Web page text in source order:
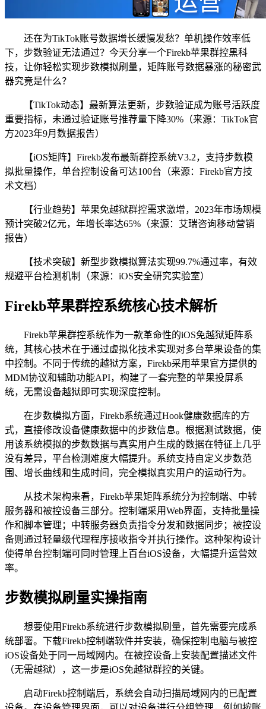
还在为TikTok账号数据增长缓慢发愁？单机操作效率低
下，步数验证无法通过？今天分享一个Firekb苹果群控黑科
技，让你轻松实现步数模拟刷量，矩阵账号数据暴涨的秘密武
器究竟是什么？
【TikTok动态】最新算法更新，步数验证成为账号活跃度
重要指标，未通过验证账号推荐量下降30%（来源：TikTok官
方2023年9月数据报告）
【iOS矩阵】Firekb发布最新群控系统V3.2，支持步数模
拟批量操作，单台控制设备可达100台（来源：Firekb官方技
术文档）
【行业趋势】苹果免越狱群控需求激增，2023年市场规模
预计突破2亿元，年增长率达65%（来源：艾瑞咨询移动营销
报告）
【技术突破】新型步数模拟算法实现99.7%通过率，有效
规避平台检测机制（来源：iOS安全研究实验室）
Firekb苹果群控系统核心技术解析
Firekb苹果群控系统作为一款革命性的iOS免越狱矩阵系
统，其核心技术在于通过虚拟化技术实现对多台苹果设备的集
中控制。不同于传统的越狱方案，Firekb采用苹果官方提供的
MDM协议和辅助功能API，构建了一套完整的苹果投屏系
统，无需设备越狱即可实现深度控制。
在步数模拟方面，Firekb系统通过Hook健康数据库的方
式，直接修改设备健康数据中的步数信息。根据测试数据，使
用该系统模拟的步数数据与真实用户生成的数据在特征上几乎
没有差异，平台检测难度大幅提升。系统支持自定义步数范
围、增长曲线和生成时间，完全模拟真实用户的运动行为。
从技术架构来看，Firekb苹果矩阵系统分为控制端、中转
服务器和被控设备三部分。控制端采用Web界面，支持批量操
作和脚本管理；中转服务器负责指令分发和数据同步；被控设
备则通过轻量级代理程序接收指令并执行操作。这种架构设计
使得单台控制端可同时管理上百台iOS设备，大幅提升运营效
率。
步数模拟刷量实操指南
想要使用Firekb系统进行步数模拟刷量，首先需要完成系
统部署。下载Firekb控制端软件并安装，确保控制电脑与被控
iOS设备处于同一局域网内。在被控设备上安装配置描述文件
（无需越狱），这一步是iOS免越狱群控的关键。
启动Firekb控制端后，系统会自动扫描局域网内的已配置